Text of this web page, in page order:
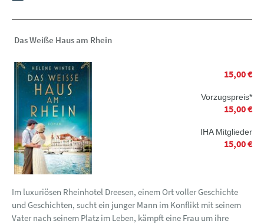
Das Weiße Haus am Rhein
15,00 €
Vorzugspreis*
15,00 €
IHA Mitglieder
15,00 €
Im luxuriösen Rheinhotel Dreesen, einem Ort voller Geschichte
und Geschichten, sucht ein junger Mann im Konflikt mit seinem
Vater nach seinem Platz im Leben, kämpft eine Frau um ihre